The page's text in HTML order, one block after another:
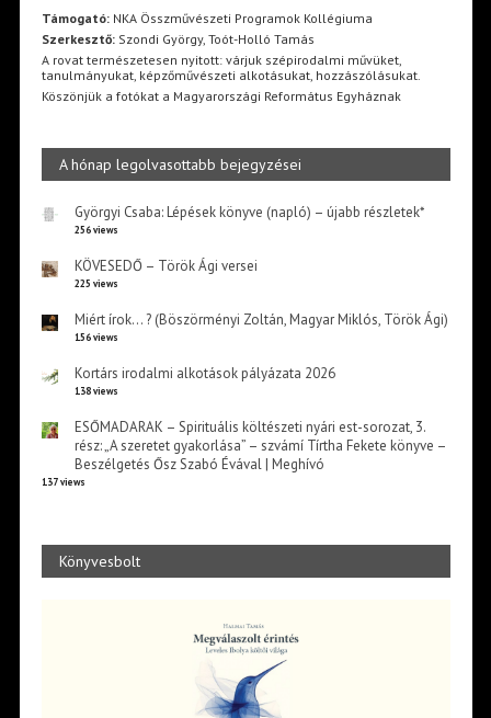
Támogató:NKA Összművészeti Programok Kollégiuma
Szerkesztő:Szondi György, Toót-Holló Tamás
A rovat természetesen nyitott: várjuk szépirodalmi művüket,
tanulmányukat, képzőművészeti alkotásukat, hozzászólásukat.
Köszönjük a fotókat a Magyarországi Református Egyháznak
A hónap legolvasottabb bejegyzései
Györgyi Csaba: Lépések könyve (napló) – újabb részletek*
256 views
KÖVESEDŐ – Török Ági versei
225 views
Miért írok… ? (Böszörményi Zoltán, Magyar Miklós, Török Ági)
156 views
Kortárs irodalmi alkotások pályázata 2026
138 views
ESŐMADARAK – Spirituális költészeti nyári est-sorozat, 3.
rész: „A szeretet gyakorlása” – szvámí Tírtha Fekete könyve –
Beszélgetés Ősz Szabó Évával | Meghívó
137 views
Könyvesbolt